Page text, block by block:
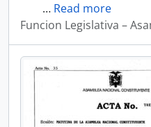
… Read more
Funcion Legislativa –